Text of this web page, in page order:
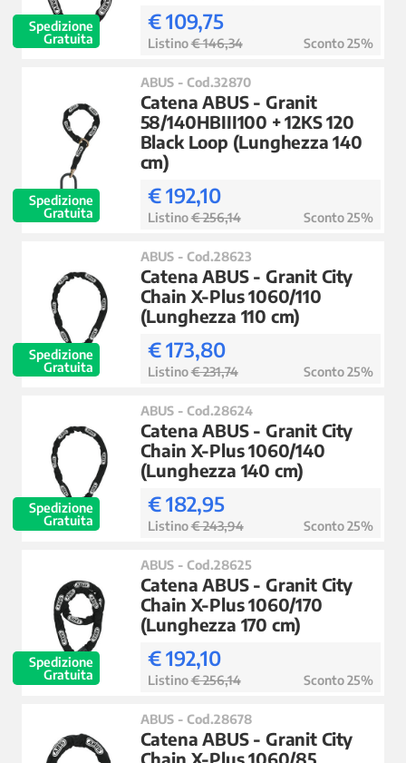
Spedizione
Gratuita
€ 109,75
Listino€ 146,34 Sconto 25%
Spedizione
Gratuita
ABUS - Cod.32870
Catena ABUS - Granit
58/140HBIII100 + 12KS 120
Black Loop (Lunghezza 140
cm)
€ 192,10
Listino€ 256,14 Sconto 25%
Spedizione
Gratuita
ABUS - Cod.28623
Catena ABUS - Granit City
Chain X-Plus 1060/110
(Lunghezza 110 cm)
€ 173,80
Listino€ 231,74 Sconto 25%
Spedizione
Gratuita
ABUS - Cod.28624
Catena ABUS - Granit City
Chain X-Plus 1060/140
(Lunghezza 140 cm)
€ 182,95
Listino€ 243,94 Sconto 25%
Spedizione
Gratuita
ABUS - Cod.28625
Catena ABUS - Granit City
Chain X-Plus 1060/170
(Lunghezza 170 cm)
€ 192,10
Listino€ 256,14 Sconto 25%
ABUS - Cod.28678
Catena ABUS - Granit City
Chain X-Plus 1060/85